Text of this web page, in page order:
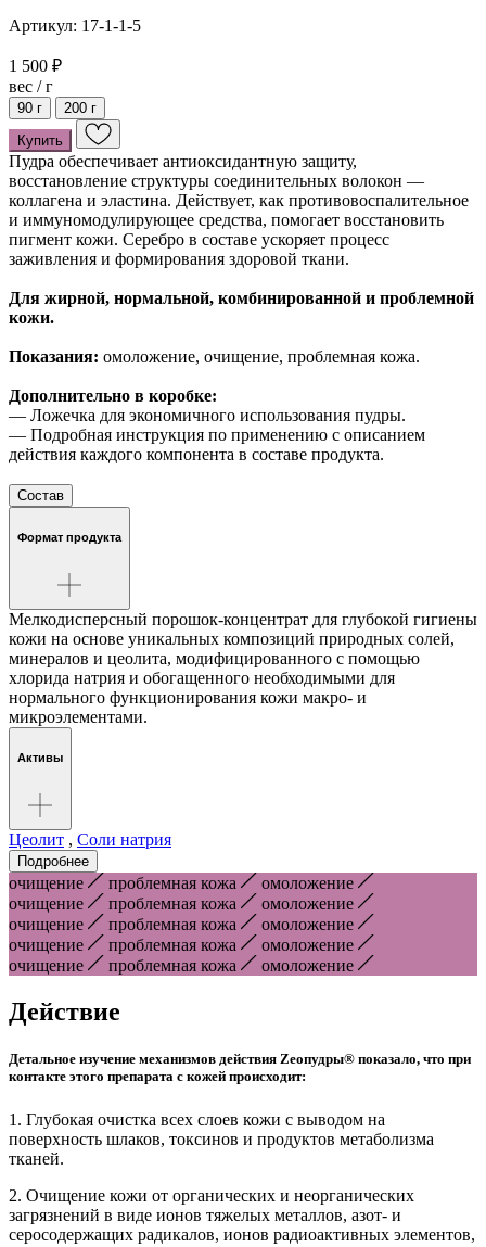
Артикул: 17-1-1-5
1 500 ₽
вес / г
90 г
200 г
Купить
Пудра обеспечивает антиоксидантную защиту,
восстановление структуры соединительных волокон —
коллагена и эластина. Действует, как противовоспалительное
и иммуномодулирующее средства, помогает восстановить
пигмент кожи. Серебро в составе ускоряет процесс
заживления и формирования здоровой ткани.
Для жирной, нормальной, комбинированной и проблемной
кожи.
Показания: омоложение, очищение, проблемная кожа.
Дополнительно в коробке:
— Ложечка для экономичного использования пудры.
— Подробная инструкция по применению с описанием
действия каждого компонента в составе продукта.
Состав
Формат продукта
Мелкодисперсный порошок-концентрат для глубокой гигиены
кожи на основе уникальных композиций природных солей,
минералов и цеолита, модифицированного с помощью
хлорида натрия и обогащенного необходимыми для
нормального функционирования кожи макро- и
микроэлементами.
Активы
Цеолит , Соли натрия
Подробнее
очищение проблемная кожа
омоложение
очищение
проблемная кожа
омоложение
очищение
проблемная кожа
омоложение
очищение
проблемная кожа
омоложение
очищение
проблемная кожа омоложение
Действие
Детальное изучение механизмов действия Zеопудры® показало, что при
контакте этого препарата с кожей происходит:
1. Глубокая очистка всех слоев кожи с выводом на
поверхность шлаков, токсинов и продуктов метаболизма
тканей.
2. Очищение кожи от органических и неорганических
загрязнений в виде ионов тяжелых металлов, азот- и
серосодержащих радикалов, ионов радиоактивных элементов,